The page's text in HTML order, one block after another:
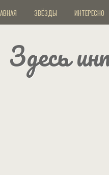
ЗВЁЗДЫ ИНТЕРЕСНО
Здесь